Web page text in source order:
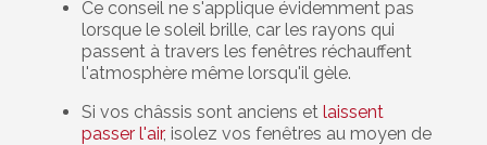
Ce conseil ne s'applique évidemment pas
lorsque le soleil brille, car les rayons qui
passent à travers les fenêtres réchauffent
l'atmosphère même lorsqu'il gèle.
Si vos châssis sont anciens et laissent
passer l'air, isolez vos fenêtres au moyen de